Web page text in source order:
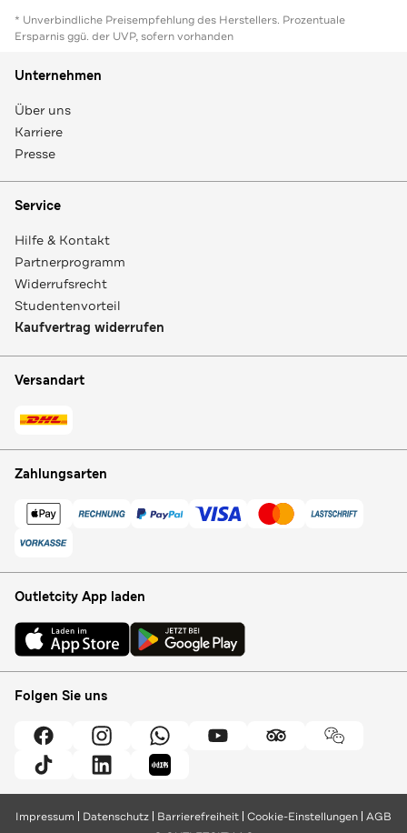
* Unverbindliche Preisempfehlung des Herstellers. Prozentuale
Ersparnis ggü. der UVP, sofern vorhanden
Unternehmen
Über uns
Karriere
Presse
Service
Hilfe & Kontakt
Partnerprogramm
Widerrufsrecht
Studentenvorteil
Kaufvertrag widerrufen
Versandart
Zahlungsarten
Outletcity App laden
Folgen Sie uns
Impressum Datenschutz Barrierefreiheit Cookie-Einstellungen AGB